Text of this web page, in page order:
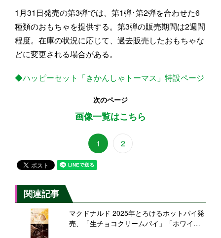
1月31日発売の第3弾では、第1弾･第2弾を合わせた6
種類のおもちゃを提供する。第3弾の販売期間は2週間
程度。在庫の状況に応じて、過去販売したおもちゃな
どに変更される場合がある。
◆ハッピーセット「きかんしゃトーマス」特設ページ
次のページ
画像一覧はこちら
1 2
関連記事
マクドナルド 2025年とろけるホットパイ発
売、「生チョコクリームパイ」「ホワイト